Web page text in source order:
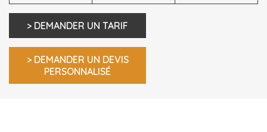
> DEMANDER UN TARIF
> DEMANDER UN DEVIS
PERSONNALISÉ